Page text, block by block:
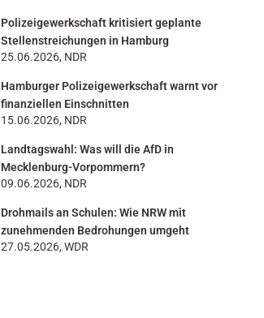
Polizeigewerkschaft kritisiert geplante
Stellenstreichungen in Hamburg
25.06.2026, NDR
Hamburger Polizeigewerkschaft warnt vor
finanziellen Einschnitten
15.06.2026, NDR
Landtagswahl: Was will die AfD in
Mecklenburg-Vorpommern?
09.06.2026, NDR
Drohmails an Schulen: Wie NRW mit
zunehmenden Bedrohungen umgeht
27.05.2026, WDR